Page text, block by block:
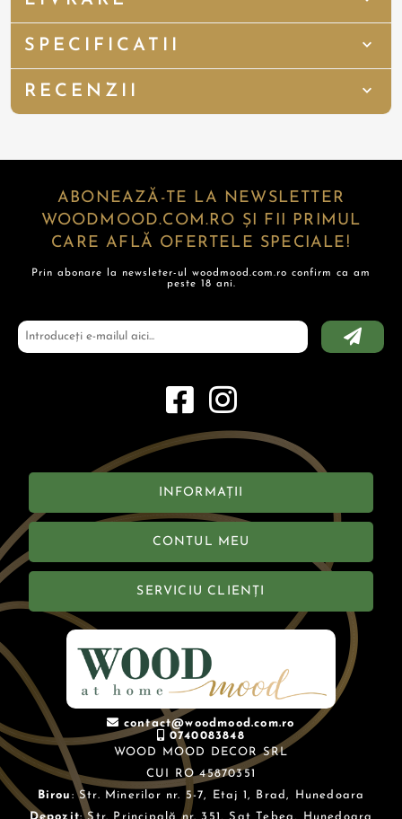
SPECIFICATII
RECENZII
ABONEAZĂ-TE LA NEWSLETTER
WOODMOOD.COM.RO ȘI FII PRIMUL
CARE AFLĂ OFERTELE SPECIALE!
Prin abonare la newsleter-ul woodmood.com.ro confirm ca am
peste 18 ani.
INFORMAȚII
CONTUL MEU
SERVICIU CLIENȚI
contact@woodmood.com.ro
0740083848
WOOD MOOD DECOR SRL
CUI RO 45870351
Birou : Str. Minerilor nr. 5-7, Etaj 1, Brad, Hunedoara
Depozit: Str. Principală nr. 351, Sat Țebea, Hunedoara